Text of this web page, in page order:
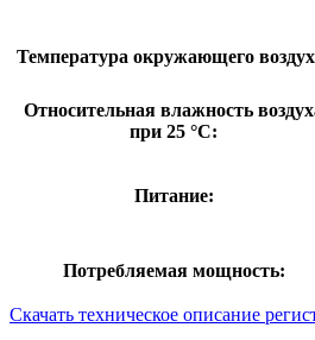
Температура окружающего
Относительная влажность
при 25 °С:
Питание:
Потребляемая мощность:
Скачать техническое описание